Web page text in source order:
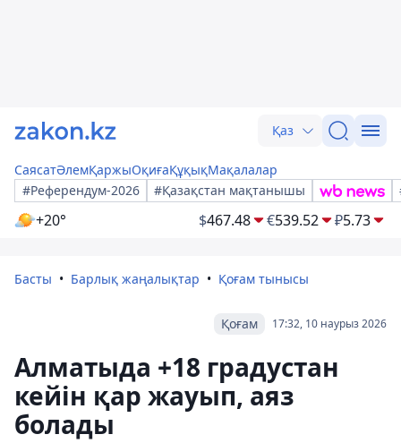
Қаз
СаясатӘлемҚаржыОқиғаҚұқықМақалалар
#Референдум-2026
#Қазақстан мақтанышы
+20° $467.48 €539.52 ₽5.73
Басты Барлық жаңалықтар Қоғам тынысы
17:32, 10 наурыз 2026
Қоғам
Алматыда +18 градустан
кейін қар жауып, аяз
болады